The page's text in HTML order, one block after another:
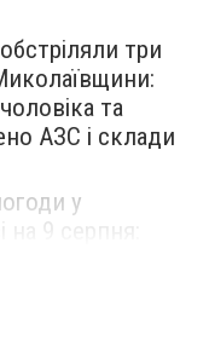
три
та
АЗС і склади
у
9 серпня: